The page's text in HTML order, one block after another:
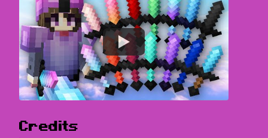
Credits